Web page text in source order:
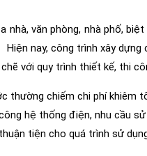
nhà, văn phòng, nhà phố,
nay, công trình xây
với quy trình thiết kế, thi
thường chiếm chi phí khiêm
hệ thống điện, nhu cầu
tiện cho quá trình sử